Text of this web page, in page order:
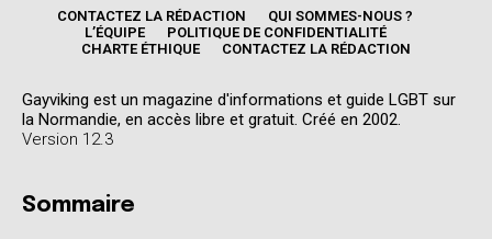
CONTACTEZ LA RÉDACTION
QUI SOMMES-NOUS ?
L’ÉQUIPE
POLITIQUE DE CONFIDENTIALITÉ
CHARTE ÉTHIQUE
CONTACTEZ LA RÉDACTION
Gayviking est un magazine d'informations et guide LGBT sur
la Normandie, en accès libre et gratuit. Créé en 2002.
Version 12.3
Sommaire